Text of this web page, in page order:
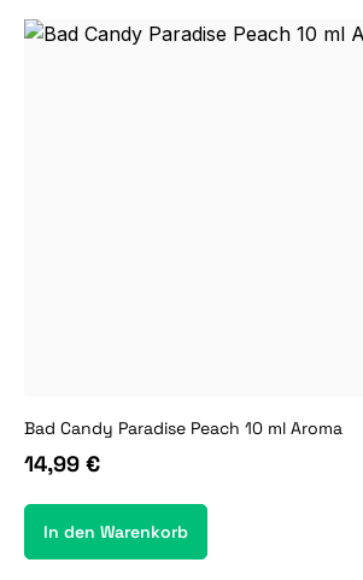
Bad Candy Paradise Peach 10 ml Aroma
14,99 €
In den Warenkorb